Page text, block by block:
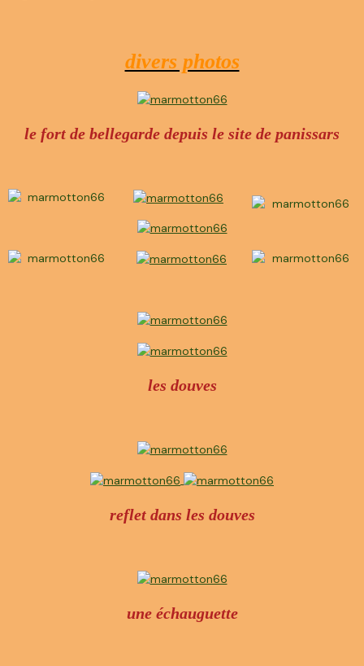
divers photos
le fort de bellegarde depuis le site de panissars
les douves
reflet dans les douves
une échauguette